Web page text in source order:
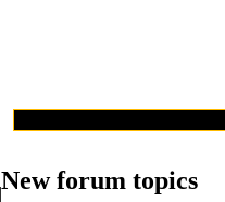
New forum topics